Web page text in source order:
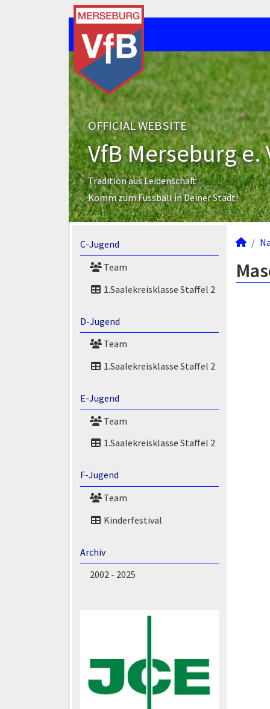
OFFICIAL WEBSITE
VfB Merseburg e.
Tradition aus Leidenschaft
Komm zum Fussball in Deiner Stadt!
C-Jugend
Team
1.Saalekreisklasse Staffel 2
D-Jugend
Team
1.Saalekreisklasse Staffel 2
E-Jugend
Team
1.Saalekreisklasse Staffel 2
F-Jugend
Team
Kinderfestival
Archiv
2002 - 2025